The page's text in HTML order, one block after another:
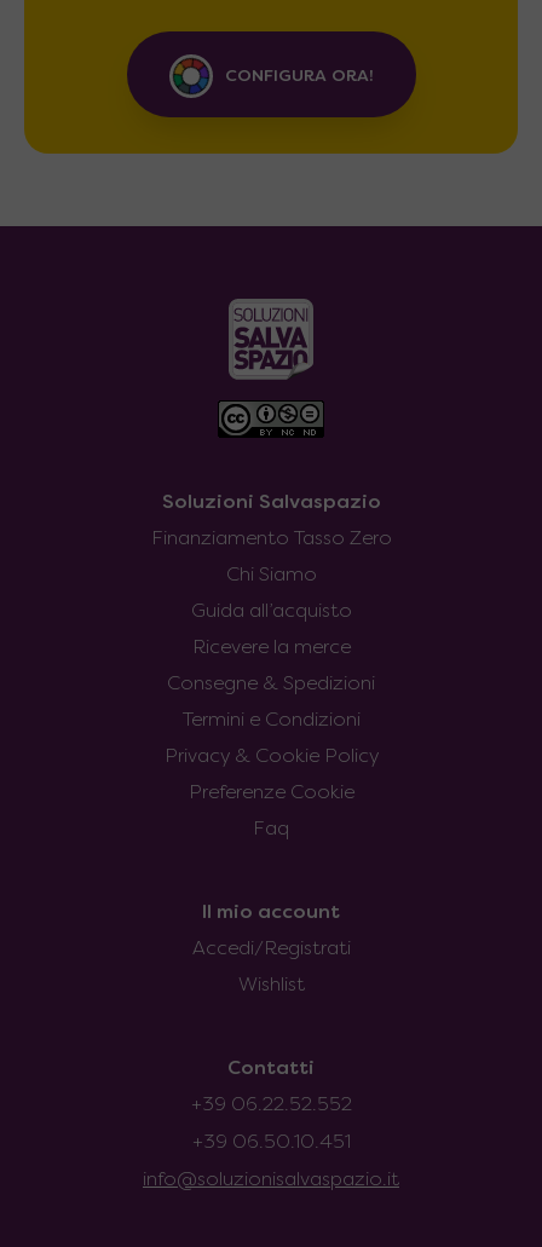
CONFIGURA ORA!
Soluzioni Salvaspazio
Finanziamento Tasso Zero
Chi Siamo
Guida all’acquisto
Ricevere la merce
Consegne & Spedizioni
Termini e Condizioni
Privacy & Cookie Policy
Preferenze Cookie
Faq
Il mio account
Accedi/Registrati
Wishlist
Contatti
+39 06.22.52.552
+39 06.50.10.451
info@soluzionisalvaspazio.it